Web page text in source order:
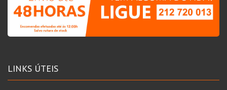
LINKS ÚTEIS